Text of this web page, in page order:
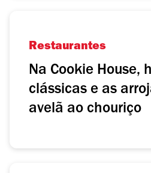
Restaurantes
Na Cookie House,
clássicas e as
avelã ao chouriço